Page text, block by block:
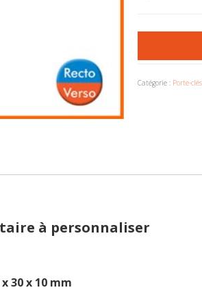
Catégorie : Porte-
à personnaliser
x 30 x 10 mm